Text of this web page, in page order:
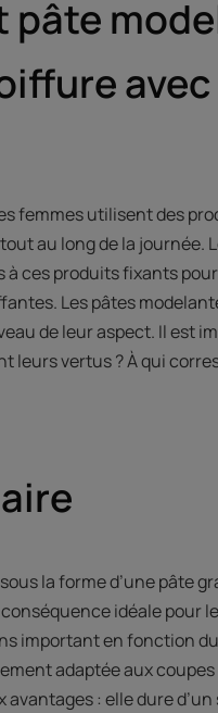
pâte
femmes utilisent des
au long de la journée.
à ces produits fixants
Les pâtes
de leur aspect. Il est
leurs vertus ? À qui
la forme d’une pâte
idéale pour
important en fonction
adaptée aux
avantages : elle dure